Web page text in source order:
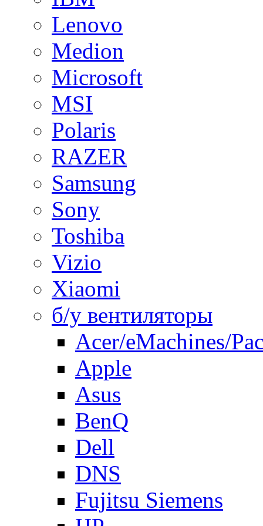
Lenovo
Medion
Microsoft
MSI
Polaris
RAZER
Samsung
Sony
Toshiba
Vizio
Xiaomi
б/у вентиляторы
Acer/eMachines/
Apple
Asus
BenQ
Dell
DNS
Fujitsu Siemens